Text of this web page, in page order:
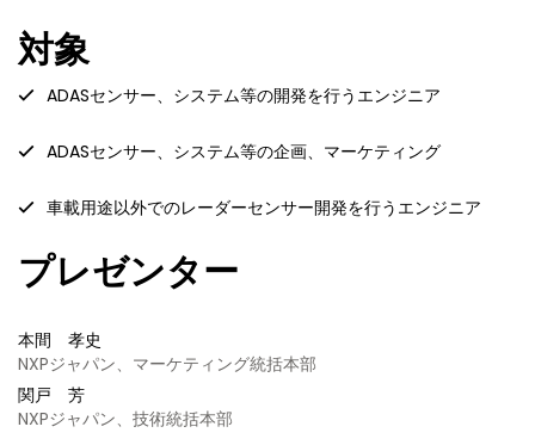
対象
ADASセンサー、システム等の開発を行うエンジニア
ADASセンサー、システム等の企画、マーケティング
車載用途以外でのレーダーセンサー開発を行うエンジニア
プレゼンター
本間 孝史
NXPジャパン、マーケティング統括本部
関戸 芳
NXPジャパン、技術統括本部